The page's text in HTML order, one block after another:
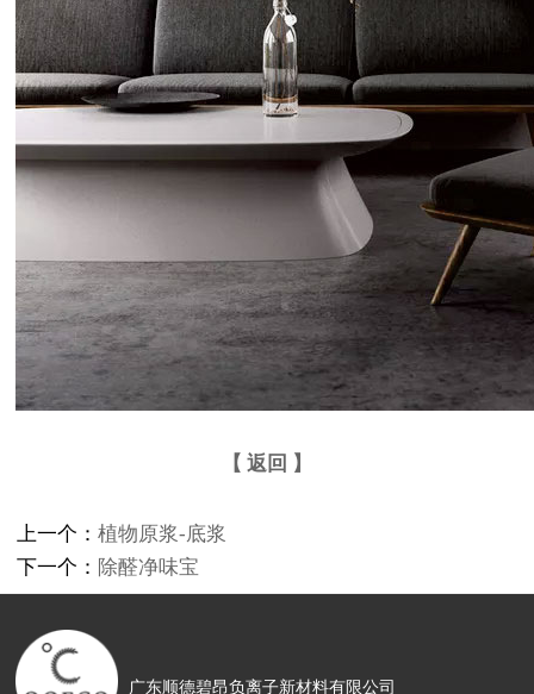
【 返回 】
上一个： 植物原浆-底浆
下一个： 除醛净味宝
广东顺德碧昂负离子新材料有限公司